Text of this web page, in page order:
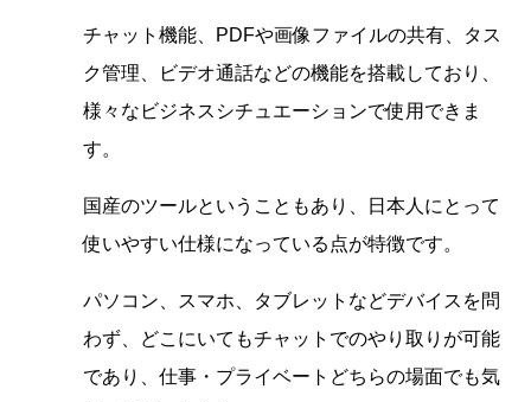
チャット機能、PDFや画像ファイルの共有、タス
ク管理、ビデオ通話などの機能を搭載しており、
様々なビジネスシチュエーションで使用できま
す。
国産のツールということもあり、日本人にとって
使いやすい仕様になっている点が特徴です。
パソコン、スマホ、タブレットなどデバイスを問
わず、どこにいてもチャットでのやり取りが可能
であり、仕事・プライベートどちらの場面でも気